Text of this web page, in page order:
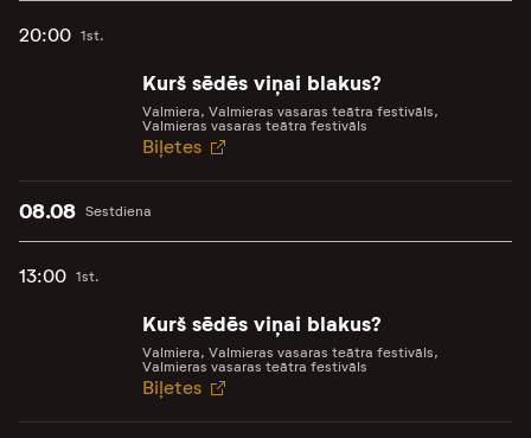
20:00 1st.
Kurš sēdēs viņai blakus?
Valmiera, Valmieras vasaras teātra festivāls,
Valmieras vasaras teātra festivāls
Biļetes
Sestdiena
08.08
13:00 1st.
Kurš sēdēs viņai blakus?
Valmiera, Valmieras vasaras teātra festivāls,
Valmieras vasaras teātra festivāls
Biļetes